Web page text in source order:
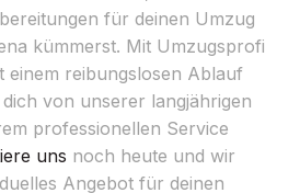
für deinen Umzug
kümmerst. Mit Umzugsprofi
einem reibungslosen Ablauf
dich von unserer langjährigen
professionellen Service
uns noch heute und wir
Angebot für deinen